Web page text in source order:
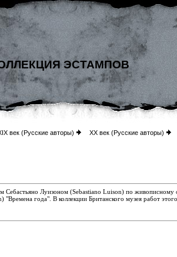
ЭСТАМПОВ
век (Русские авторы) XX век (Русские авторы)
Себастьяно Луизоном (Sebastiano Luison) по живописному
"Времена года". В коллекции Британского музея работ